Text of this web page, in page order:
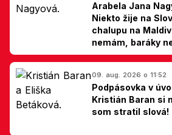
Arabela Jana
Niekto žije na
chalupu na
nemám, baráky
Slovákom
09. aug. 2026 o 11:52
Podpásovka v
Kristián Baran si
som stratil slová!